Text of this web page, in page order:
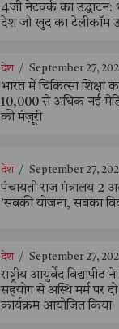
4जी नेटवर्क का उद्घाटन:
देश जो खुद का टेलीकॉम
देश / September 27,
भारत में चिकित्सा शिक्षा
10,000 से अधिक नई
की मंज़ूरी
देश / September 27,
पंचायती राज मंत्रालय 2
'सबकी योजना, सबका
देश / September 27,
राष्ट्रीय आयुर्वेद
सहयोग से अस्थि मर्म पर दो
कार्यक्रम आयोजित किया